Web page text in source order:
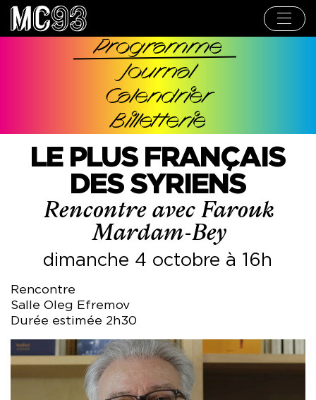
Aller
contenu
Navigation
Programme
Journal
Calendrier
Billetterie
Rencontre
LE PLUS FRANÇAIS
DES SYRIENS
Rencontre avec Farouk
Mardam-Bey
dimanche 4 octobre à 16h
Salle Oleg Efremov
Durée estimée 2h30